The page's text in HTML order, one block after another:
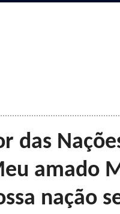
das
amado
nação